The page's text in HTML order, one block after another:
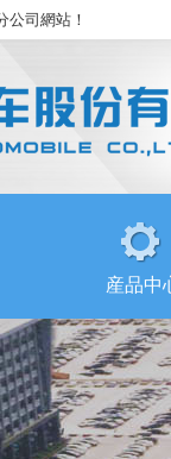
公司網站！
産品中